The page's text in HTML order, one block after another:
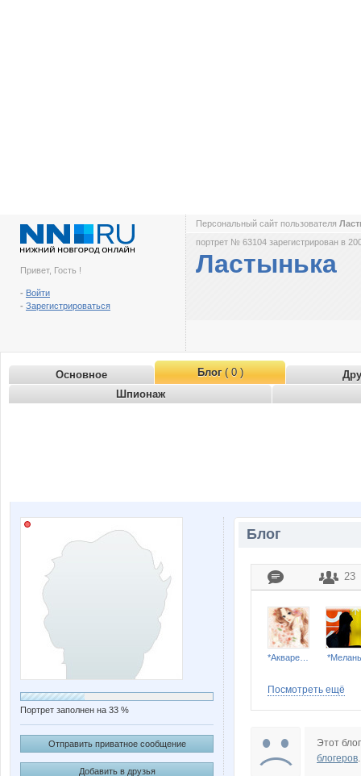
Привет, Гость !
- Войти
- Зарегистрироваться
Персональный сайт пользователя
портрет № 63104 зарегистрирован в
Ластынька
Основное Блог( 0 )
Шпионаж
Портрет заполнен на 33 %
Отправить приватное сообщение
Добавить в друзья
Блог
23
Посмотреть ещё
Этот
блогеров.